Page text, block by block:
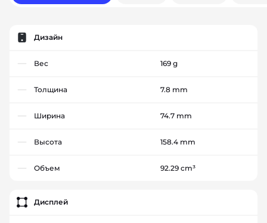
Дизайн
Вес 169 g
Толщина 7.8 mm
Ширина 74.7 mm
Высота 158.4 mm
Объем 92.29 cm³
Дисплей